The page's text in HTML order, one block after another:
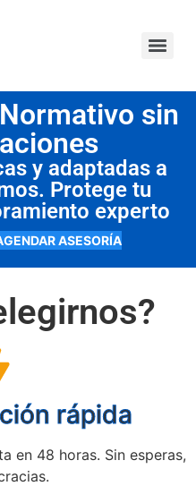
sin
y adaptadas a
Protege tu
experto
ASESORÍA
rápida
en 48 horas. Sin esperas,